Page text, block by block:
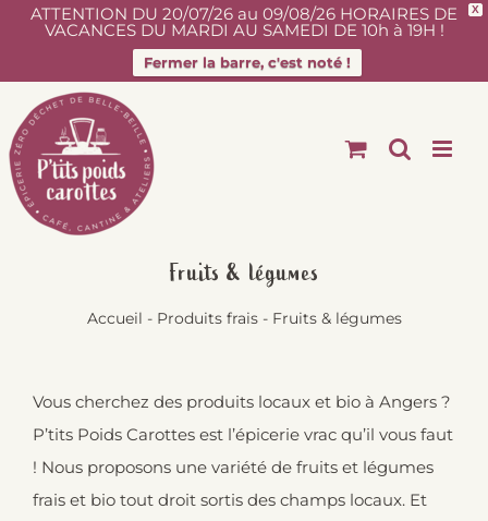
X
ATTENTION DU 20/07/26 au 09/08/26 HORAIRES DE
VACANCES DU MARDI AU SAMEDI DE 10h à 19H !
Fermer la barre, c'est noté !
Passer
au
contenu
Fruits & légumes
Accueil - Produits frais- Fruits & légumes
Vous cherchez des produits locaux et bio à Angers ?
P’tits Poids Carottes est l’épicerie vrac qu’il vous faut
! Nous proposons une variété de fruits et légumes
frais et bio tout droit sortis des champs locaux. Et